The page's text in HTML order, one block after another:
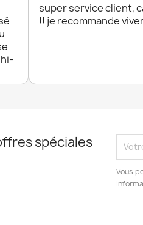
super service client,
!! je recommande
spéciales
Vous